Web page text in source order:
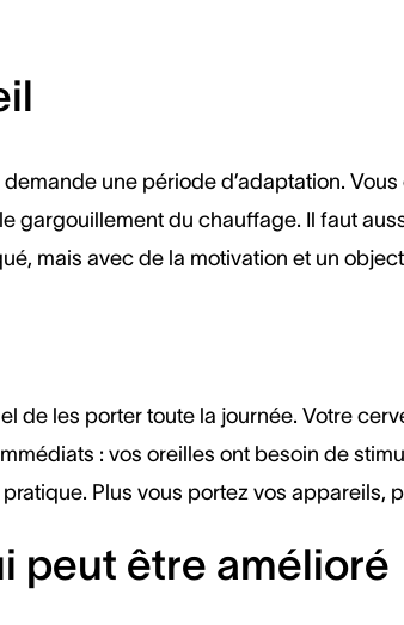
une période d’adaptation.
gargouillement du chauffage. Il faut
mais avec de la motivation et un
les porter toute la journée. Votre
: vos oreilles ont besoin de
Plus vous portez vos appareils,
peut être amélioré